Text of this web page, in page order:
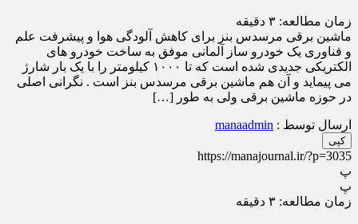
زمان مطالعه: ۳ دقیقه
ماشین برقی مرسدس بنز برای کاهش آلودگی هوا و پیشرفت علم
و فناوری یک خودرو ساز آلمانی موفق به ساخت خودرو های
الکتریکی جدیدی شده است که تا ۱۰۰۰ کیلومتر را با یک بار شارژ
می پیماید و آن هم ماشین برقی مرسدس بنز است . نگرانی اصلی
در حوزه ماشین برقی ولی به طور […]
ارسال توسط : manaadmin
کپی
https://manajournal.ir/?p=3035
پ
پ
زمان مطالعه: ۳ دقیقه